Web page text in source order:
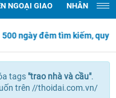
NGOẠI GIAO NHÂN
500 ngày đêm tìm kiếm, quy
tags "trao nhà và cầu".
trên //thoidai.com.vn/